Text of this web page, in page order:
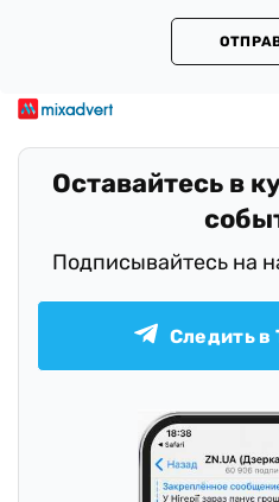
Оставайтесь в
Подписывайтесь на
Следить в